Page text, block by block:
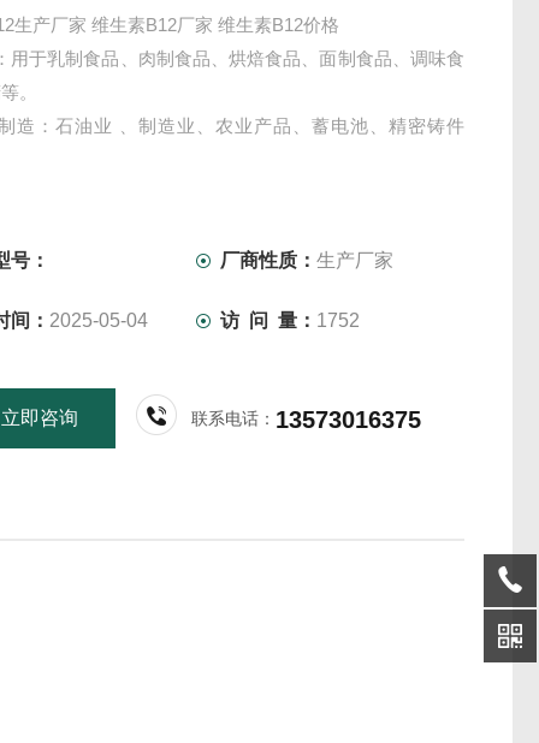
生产厂家 维生素B12厂家 维生素B12价格
用于乳制食品、肉制食品、烘焙食品、面制食品、调味食
。
造：石油业 、制造业、农业产品、蓄电池、精密铸件
宠物罐头、动物饲料、水产饲料、维生素饲料等。
号： 厂商性质：生产厂家
间： 2025-05-04 访 问 量： 1752
立即咨询 联系电话： 13573016375